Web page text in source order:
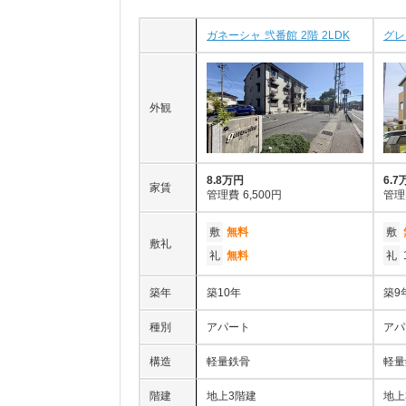
ガネーシャ 弐番館 2階 2LDK グ
外観
家賃
8.8万円
管理費 6,500円
6.7
管
敷礼
敷 無料
礼 無料
敷
礼
築年 築10年 築9
種別 アパート ア
構造 軽量鉄骨 軽
階建 地上3階建 地